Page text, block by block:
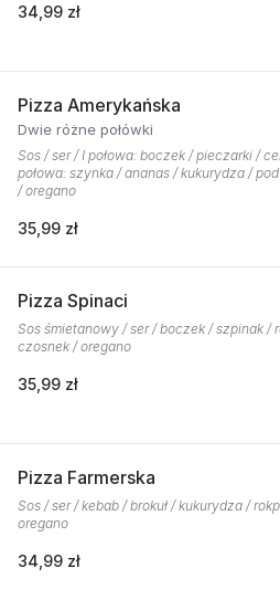
34,99 zł
Pizza Amerykańska
Dwie różne połówki
Sos / ser / I połowa: boczek / pieczarki /
połowa: szynka / ananas / kukurydza /
/ oregano
35,99 zł
Pizza Spinaci
Sos śmietanowy / ser / boczek / szpinak /
czosnek / oregano
35,99 zł
Pizza Farmerska
Sos / ser / kebab / brokuł / kukurydza /
oregano
34,99 zł